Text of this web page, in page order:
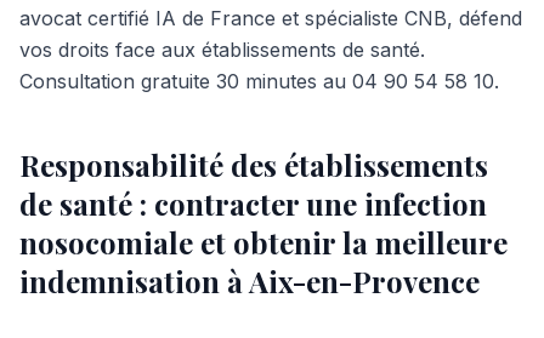
avocat certifié IA de France et spécialiste CNB, défend
vos droits face aux établissements de santé.
Consultation gratuite 30 minutes au 04 90 54 58 10.
Responsabilité des établissements
de santé : contracter une infection
nosocomiale et obtenir la meilleure
indemnisation à Aix-en-Provence